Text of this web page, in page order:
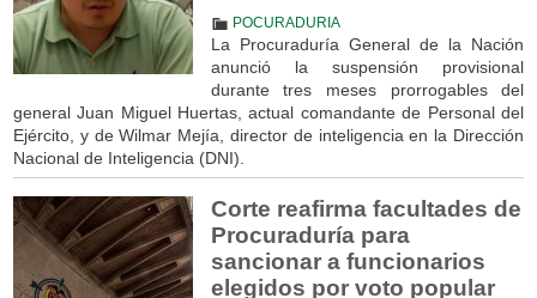
POCURADURIA
La Procuraduría General de la Nación
anunció la suspensión provisional
durante tres meses prorrogables del
general Juan Miguel Huertas, actual comandante de Personal del
Ejército, y de Wilmar Mejía, director de inteligencia en la Dirección
Nacional de Inteligencia (DNI).
Corte reafirma facultades de
Procuraduría para
sancionar a funcionarios
elegidos por voto popular